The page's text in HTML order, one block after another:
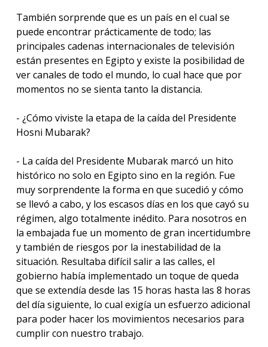
También sorprende que es un país en el cual se
puede encontrar prácticamente de todo; las
principales cadenas internacionales de televisión
están presentes en Egipto y existe la posibilidad de
ver canales de todo el mundo, lo cual hace que por
momentos no se sienta tanto la distancia.
- ¿Cómo viviste la etapa de la caída del Presidente
Hosni Mubarak?
- La caída del Presidente Mubarak marcó un hito
histórico no solo en Egipto sino en la región. Fue
muy sorprendente la forma en que sucedió y cómo
se llevó a cabo, y los escasos días en los que cayó su
régimen, algo totalmente inédito. Para nosotros en
la embajada fue un momento de gran incertidumbre
y también de riesgos por la inestabilidad de la
situación. Resultaba difícil salir a las calles, el
gobierno había implementado un toque de queda
que se extendía desde las 15 horas hasta las 8 horas
del día siguiente, lo cual exigía un esfuerzo adicional
para poder hacer los movimientos necesarios para
cumplir con nuestro trabajo.